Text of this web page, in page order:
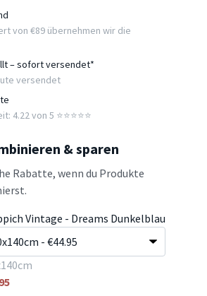
von €89 übernehmen wir die
– sofort versendet*
versendet
4.22 von 5 ⭐️⭐️⭐️⭐️⭐️
& sparen
Rabatte, wenn du Produkte
Vintage - Dreams Dunkelblau